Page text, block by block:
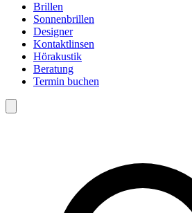
Brillen
Sonnenbrillen
Designer
Kontaktlinsen
Hörakustik
Beratung
Termin buchen